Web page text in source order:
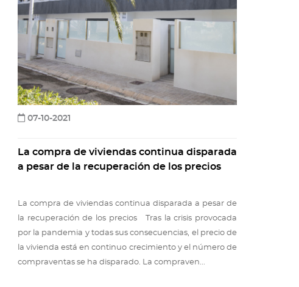
07-10-2021
La compra de viviendas continua disparada
a pesar de la recuperación de los precios
La compra de viviendas continua disparada a pesar de
la recuperación de los precios Tras la crisis provocada
por la pandemia y todas sus consecuencias, el precio de
la vivienda está en continuo crecimiento y el número de
compraventas se ha disparado. La compraven...